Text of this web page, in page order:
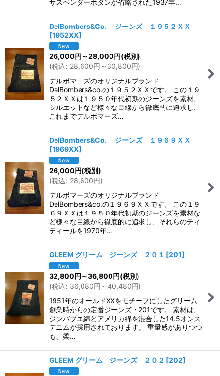
サスペンダーボタンが省略された1937年…
DelBombers&Co. ジーンズ １９５２ＸＸ
[1952XX]
26,000円 ～28,000円(税別)
(税込: 28,600円 ～30,800円)
デルボマーズのオリジナルブランド
DelBombers&co.の１９５２ＸＸです。 この１９
５２ＸＸは１９５０年代初期のジーンズを素材、
シルエットなど様々な目線から徹底的に追求し、
これまでデルボマーズ…
DelBombers&Co. ジーンズ １９６９ＸＸ
[1969XX]
26,000円(税別)
(税込: 28,600円)
デルボマーズのオリジナルブランド
DelBombers&co.の１９６９ＸＸです。 この１９
６９ＸＸは１９５０年代初期のジーンズを素材な
ど様々な目線から徹底的に追求し、それらのディ
ティールを1970年…
GLEEM グリーム ジーンズ ２０１ [201]
32,800円 ～36,800円(税別)
(税込: 36,080円 ～40,480円)
1951年のオールドXXをモチーフにしたグリーム
創業時からの定番ジーンズ・201です。 素材は、
ジンバブエ綿とアメリカ綿を混合した14.5オンス
デニムが採用されております。 重量感がありつつ
も、柔…
GLEEM グリーム ジーンズ ２０２ [202]